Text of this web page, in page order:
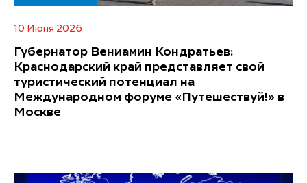
10 Июня 2026
Губернатор Вениамин Кондратьев:
Краснодарский край представляет свой
туристический потенциал на
Международном форуме «Путешествуй!» в
Москве